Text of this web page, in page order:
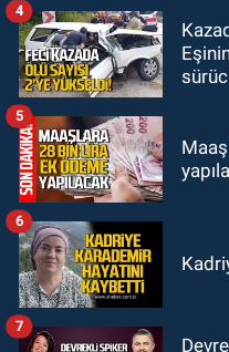
4
5
6
7